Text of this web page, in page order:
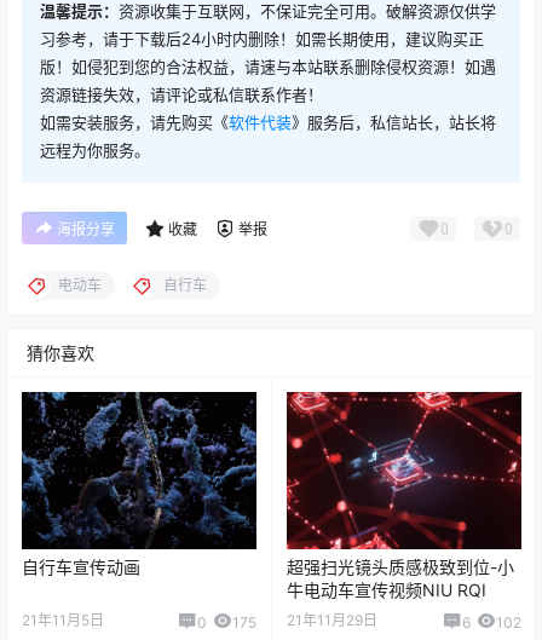
温馨提示： 资源收集于互联网，不保证完全可用。破解资源仅供学
习参考，请于下载后24小时内删除！如需长期使用，建议购买正
版！如侵犯到您的合法权益，请速与本站联系删除侵权资源！如遇
资源链接失效，请评论或私信联系作者！
如需安装服务，请先购买《软件代装》服务后，私信站长，站长将
远程为你服务。
海报分享 收藏 举报 0 0
电动车 自行车
猜你喜欢
自行车宣传动画
21年11月5日 0 175
超强扫光镜头质感极致到位-小
牛电动车宣传视频NIU RQI
21年11月29日 6 102